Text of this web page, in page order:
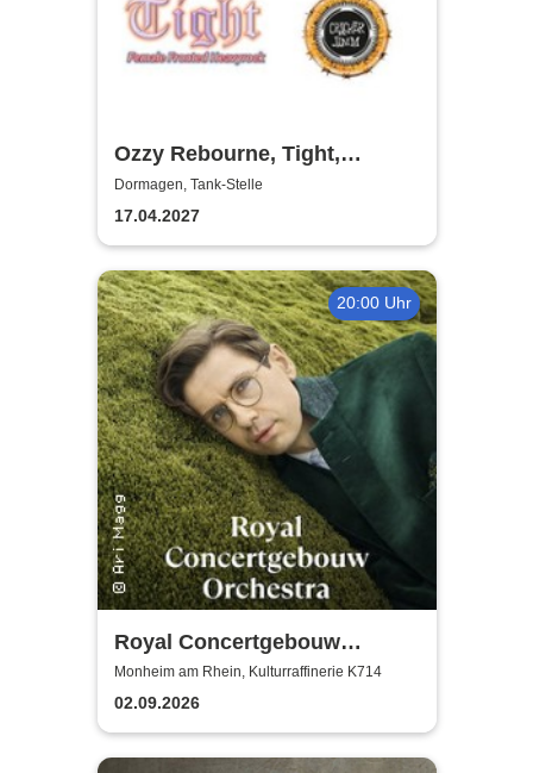
Ozzy Rebourne, Tight,
Cracker Jamm
Dormagen, Tank-Stelle
17.04.2027
20:00 Uhr
Royal Concertgebouw
Orchestra | Víkingur Ólafsson
Monheim am Rhein, Kulturraffinerie K714
02.09.2026